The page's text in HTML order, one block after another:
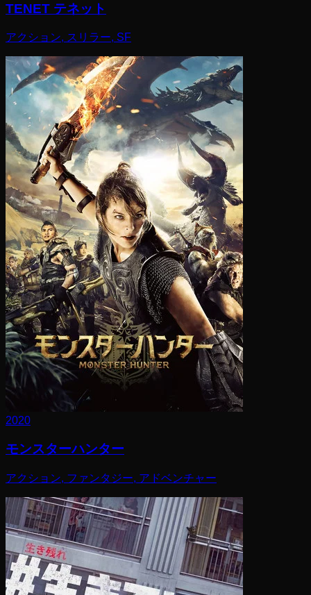
TENET テネット
アクション, スリラー, SF
2020
モンスターハンター
アクション, ファンタジー, アドベンチャー